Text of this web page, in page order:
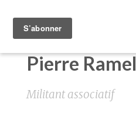
Pierre Ramel
Militant associatif